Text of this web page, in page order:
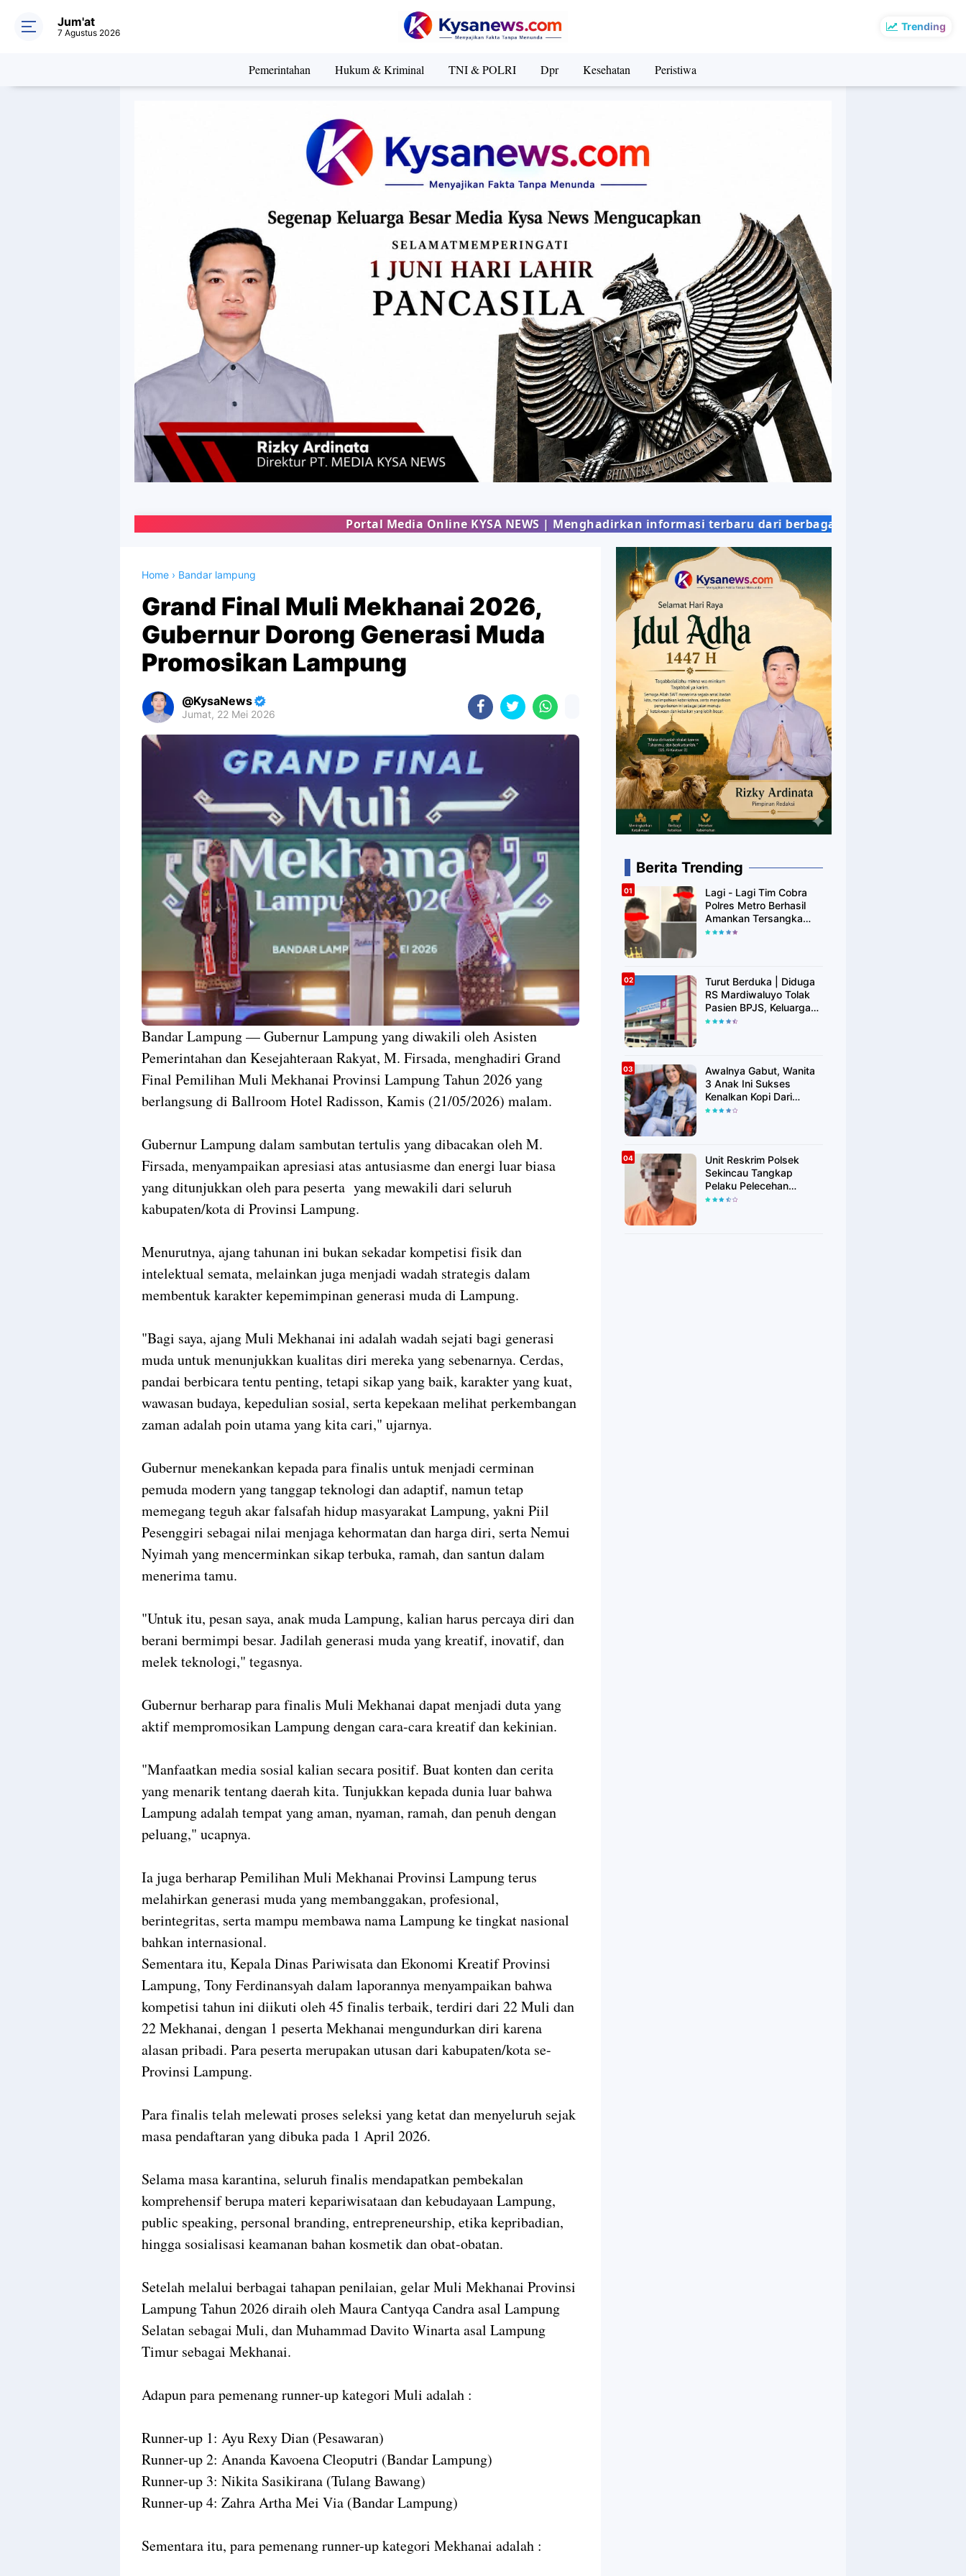
Trending
Jum'at
7 Agustus 2026
Pemerintahan Hukum & Kriminal TNI & POLRI Dpr Kesehatan Peristiwa
Portal Media Online KYSA NEWS | Menghadirkan informasi terbaru dari berbagai bidang kehidupan masyarakat
Home › Bandar lampung
Grand Final Muli Mekhanai 2026,
Gubernur Dorong Generasi Muda
Promosikan Lampung
KysaNews
Jumat, 22 Mei 2026
Premium
Templates
Bandar Lampung — Gubernur Lampung yang diwakili oleh Asisten
Pemerintahan dan Kesejahteraan Rakyat, M. Firsada, menghadiri Grand
Final Pemilihan Muli Mekhanai Provinsi Lampung Tahun 2026 yang
berlangsung di Ballroom Hotel Radisson, Kamis (21/05/2026) malam.
Gubernur Lampung dalam sambutan tertulis yang dibacakan oleh M.
Firsada, menyampaikan apresiasi atas antusiasme dan energi luar biasa
yang ditunjukkan oleh para peserta yang mewakili dari seluruh
kabupaten/kota di Provinsi Lampung.
Menurutnya, ajang tahunan ini bukan sekadar kompetisi fisik dan
intelektual semata, melainkan juga menjadi wadah strategis dalam
membentuk karakter kepemimpinan generasi muda di Lampung.
"Bagi saya, ajang Muli Mekhanai ini adalah wadah sejati bagi generasi
muda untuk menunjukkan kualitas diri mereka yang sebenarnya. Cerdas,
pandai berbicara tentu penting, tetapi sikap yang baik, karakter yang kuat,
wawasan budaya, kepedulian sosial, serta kepekaan melihat perkembangan
zaman adalah poin utama yang kita cari," ujarnya.
Gubernur menekankan kepada para finalis untuk menjadi cerminan
pemuda modern yang tanggap teknologi dan adaptif, namun tetap
memegang teguh akar falsafah hidup masyarakat Lampung, yakni Piil
Pesenggiri sebagai nilai menjaga kehormatan dan harga diri, serta Nemui
Nyimah yang mencerminkan sikap terbuka, ramah, dan santun dalam
menerima tamu.
"Untuk itu, pesan saya, anak muda Lampung, kalian harus percaya diri dan
berani bermimpi besar. Jadilah generasi muda yang kreatif, inovatif, dan
melek teknologi," tegasnya.
Gubernur berharap para finalis Muli Mekhanai dapat menjadi duta yang
aktif mempromosikan Lampung dengan cara-cara kreatif dan kekinian.
"Manfaatkan media sosial kalian secara positif. Buat konten dan cerita
yang menarik tentang daerah kita. Tunjukkan kepada dunia luar bahwa
Lampung adalah tempat yang aman, nyaman, ramah, dan penuh dengan
peluang," ucapnya.
Ia juga berharap Pemilihan Muli Mekhanai Provinsi Lampung terus
melahirkan generasi muda yang membanggakan, profesional,
berintegritas, serta mampu membawa nama Lampung ke tingkat nasional
bahkan internasional.
Sementara itu, Kepala Dinas Pariwisata dan Ekonomi Kreatif Provinsi
Lampung, Tony Ferdinansyah dalam laporannya menyampaikan bahwa
kompetisi tahun ini diikuti oleh 45 finalis terbaik, terdiri dari 22 Muli dan
22 Mekhanai, dengan 1 peserta Mekhanai mengundurkan diri karena
alasan pribadi. Para peserta merupakan utusan dari kabupaten/kota se-
Provinsi Lampung.
Para finalis telah melewati proses seleksi yang ketat dan menyeluruh sejak
masa pendaftaran yang dibuka pada 1 April 2026.
Selama masa karantina, seluruh finalis mendapatkan pembekalan
komprehensif berupa materi kepariwisataan dan kebudayaan Lampung,
public speaking, personal branding, entrepreneurship, etika kepribadian,
hingga sosialisasi keamanan bahan kosmetik dan obat-obatan.
Setelah melalui berbagai tahapan penilaian, gelar Muli Mekhanai Provinsi
Lampung Tahun 2026 diraih oleh Maura Cantyqa Candra asal Lampung
Selatan sebagai Muli, dan Muhammad Davito Winarta asal Lampung
Timur sebagai Mekhanai.
Adapun para pemenang runner-up kategori Muli adalah :
Runner-up 1: Ayu Rexy Dian (Pesawaran)
Runner-up 2: Ananda Kavoena Cleoputri (Bandar Lampung)
Runner-up 3: Nikita Sasikirana (Tulang Bawang)
Runner-up 4: Zahra Artha Mei Via (Bandar Lampung)
Sementara itu, para pemenang runner-up kategori Mekhanai adalah :
Berita Trending
Lagi - Lagi Tim Cobra
Polres Metro Berhasil
Amankan Tersangka
Yang Diduga Pengguna
Turut Berduka | Diduga
RS Mardiwaluyo Tolak
Pasien BPJS, Keluarga
Pasien: "ini Yang
Awalnya Gabut, Wanita
3 Anak Ini Sukses
Kenalkan Kopi Dari
Simalungun di Bekasi
Unit Reskrim Polsek
Sekincau Tangkap
Pelaku Pelecehan
Seksual Anak di Bawah